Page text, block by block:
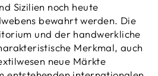
Sizilien noch heute
bewahrt werden. Die
und der handwerkliche
Merkmal, auch
neue Märkte